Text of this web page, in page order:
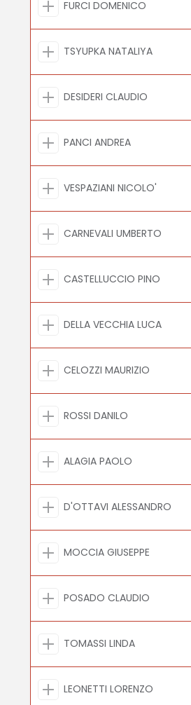
FURCI DOMENICO
TSYUPKA NATALIYA
DESIDERI CLAUDIO
PANCI ANDREA
VESPAZIANI NICOLO'
CARNEVALI UMBERTO
CASTELLUCCIO PINO
DELLA VECCHIA LUCA
CELOZZI MAURIZIO
ROSSI DANILO
ALAGIA PAOLO
D'OTTAVI ALESSANDRO
MOCCIA GIUSEPPE
POSADO CLAUDIO
TOMASSI LINDA
LEONETTI LORENZO